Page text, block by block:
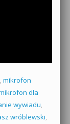
, mikrofon
dla
wywiadu,
wróblewski,